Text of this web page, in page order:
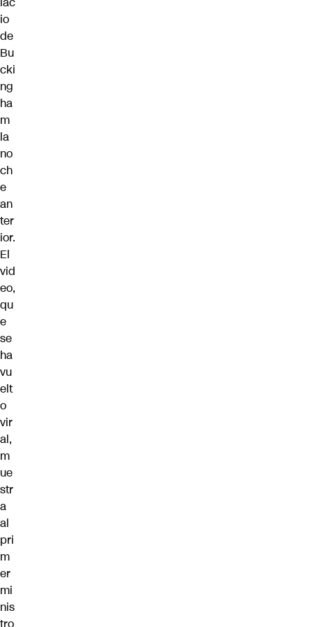
io
de
Bu
cki
ng
ha
m
la
no
ch
e
an
ter
ior.
El
vid
eo,
qu
e
se
ha
vu
elt
o
vir
al,
m
ue
str
a
al
pri
m
er
mi
nis
tro